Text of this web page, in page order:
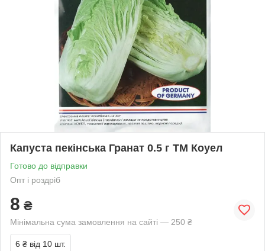
Капуста пекінська Гранат 0.5 г ТМ Коуел
Готово до відправки
Опт і роздріб
8 ₴
Мінімальна сума замовлення на сайті — 250 ₴
6 ₴ від 10 шт.